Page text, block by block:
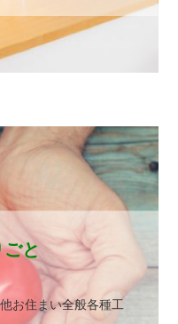
と
お住まい全般各種⼯